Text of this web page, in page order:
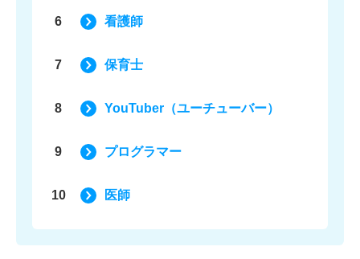
6 看護師
7 保育士
8 YouTuber（ユーチューバー）
9 プログラマー
10 医師